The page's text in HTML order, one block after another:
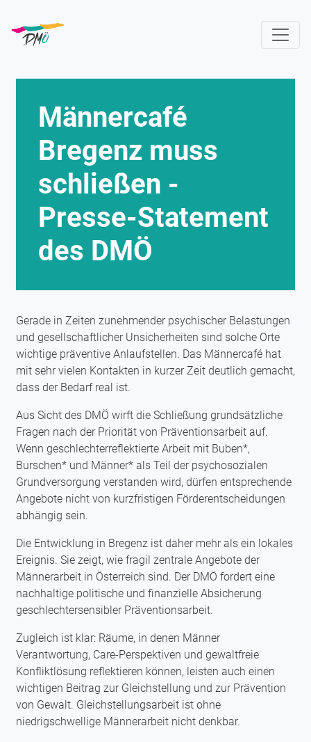
zum
Inhalt
Männercafé
Bregenz muss
schließen -
Presse-Statement
des DMÖ
Gerade in Zeiten zunehmender psychischer Belastungen
und gesellschaftlicher Unsicherheiten sind solche Orte
wichtige präventive Anlaufstellen. Das Männercafé hat
mit sehr vielen Kontakten in kurzer Zeit deutlich gemacht,
dass der Bedarf real ist.
Aus Sicht des DMÖ wirft die Schließung grundsätzliche
Fragen nach der Priorität von Präventionsarbeit auf.
Wenn geschlechterreflektierte Arbeit mit Buben*,
Burschen* und Männer* als Teil der psychosozialen
Grundversorgung verstanden wird, dürfen entsprechende
Angebote nicht von kurzfristigen Förderentscheidungen
abhängig sein.
Die Entwicklung in Bregenz ist daher mehr als ein lokales
Ereignis. Sie zeigt, wie fragil zentrale Angebote der
Männerarbeit in Österreich sind. Der DMÖ fordert eine
nachhaltige politische und finanzielle Absicherung
geschlechtersensibler Präventionsarbeit.
Zugleich ist klar: Räume, in denen Männer
Verantwortung, Care-Perspektiven und gewaltfreie
Konfliktlösung reflektieren können, leisten auch einen
wichtigen Beitrag zur Gleichstellung und zur Prävention
von Gewalt. Gleichstellungsarbeit ist ohne
niedrigschwellige Männerarbeit nicht denkbar.